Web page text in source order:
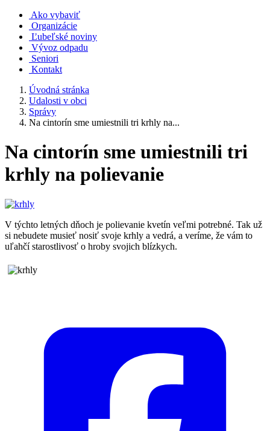
Ako vybaviť
Organizácie
Ľubeľské noviny
Vývoz odpadu
Seniori
Kontakt
Úvodná stránka
Udalosti v obci
Správy
Na cintorín sme umiestnili tri krhly na...
Na cintorín sme umiestnili tri
krhly na polievanie
V týchto letných dňoch je polievanie kvetín veľmi potrebné. Tak už
si nebudete musieť nosiť svoje krhly a vedrá, a veríme, že vám to
uľahčí starostlivosť o hroby svojich blízkych.